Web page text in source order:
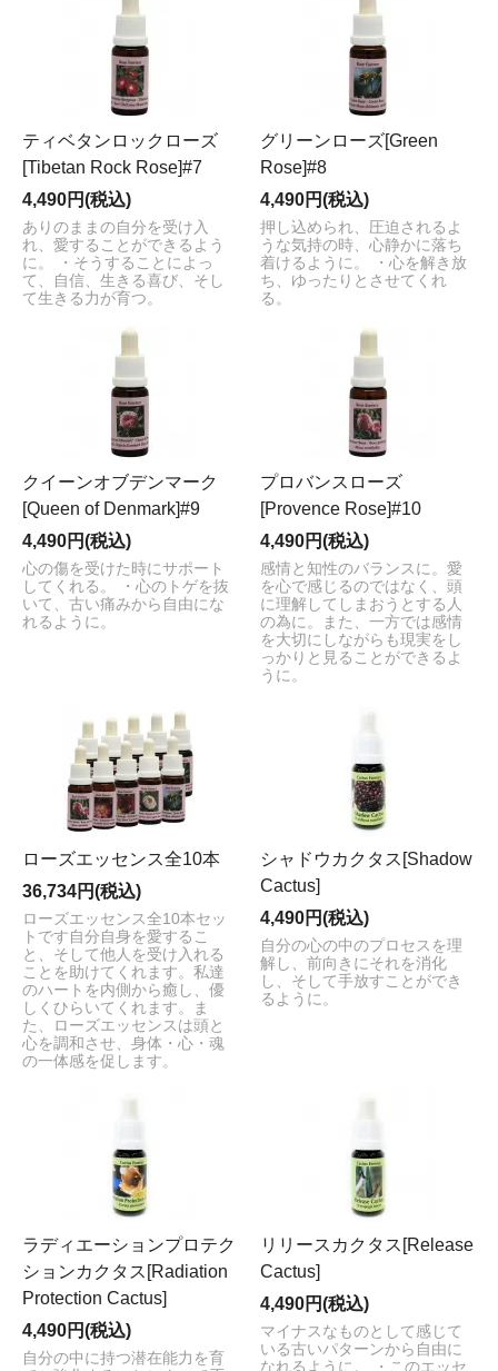
ティベタンロックローズ
[Tibetan Rock Rose]#7
4,490円(税込)
ありのままの自分を受け入
れ、愛することができるよう
に。 ・そうすることによっ
て、自信、生きる喜び、そし
て生きる力が育つ。
グリーンローズ[Green
Rose]#8
4,490円(税込)
押し込められ、圧迫されるよ
うな気持の時、心静かに落ち
着けるように。 ・心を解き放
ち、ゆったりとさせてくれ
る。
クイーンオブデンマーク
[Queen of Denmark]#9
4,490円(税込)
心の傷を受けた時にサポート
してくれる。 ・心のトゲを抜
いて、古い痛みから自由にな
れるように。
プロバンスローズ
[Provence Rose]#10
4,490円(税込)
感情と知性のバランスに。愛
を心で感じるのではなく、頭
に理解してしまおうとする人
の為に。また、一方では感情
を大切にしながらも現実をし
っかりと見ることができるよ
うに。
ローズエッセンス全10本
36,734円(税込)
ローズエッセンス全10本セッ
トです自分自身を愛するこ
と、そして他人を受け入れる
ことを助けてくれます。私達
のハートを内側から癒し、優
しくひらいてくれます。ま
た、ローズエッセンスは頭と
心を調和させ、身体・心・魂
の一体感を促します。
シャドウカクタス[Shadow
Cactus]
4,490円(税込)
自分の心の中のプロセスを理
解し、前向きにそれを消化
し、そして手放すことができ
るように。
ラディエーションプロテク
ションカクタス[Radiation
Protection Cactus]
4,490円(税込)
自分の中に持つ潜在能力を育
リリースカクタス[Release
Cactus]
4,490円(税込)
マイナスなものとして感じて
いる古いパターンから自由に
なれるように。 ・このエッセ